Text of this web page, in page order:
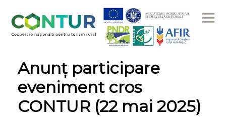
Anunț participare
eveniment cros
CONTUR (22 mai 2025)